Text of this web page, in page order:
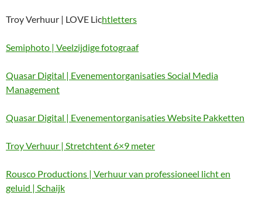
Troy Verhuur | LOVE Lichtletters
Semiphoto | Veelzijdige fotograaf
Quasar Digital | Evenementorganisaties Social Media
Management
Quasar Digital | Evenementorganisaties Website Pakketten
Troy Verhuur | Stretchtent 6×9 meter
Rousco Productions | Verhuur van professioneel licht en
geluid | Schaijk